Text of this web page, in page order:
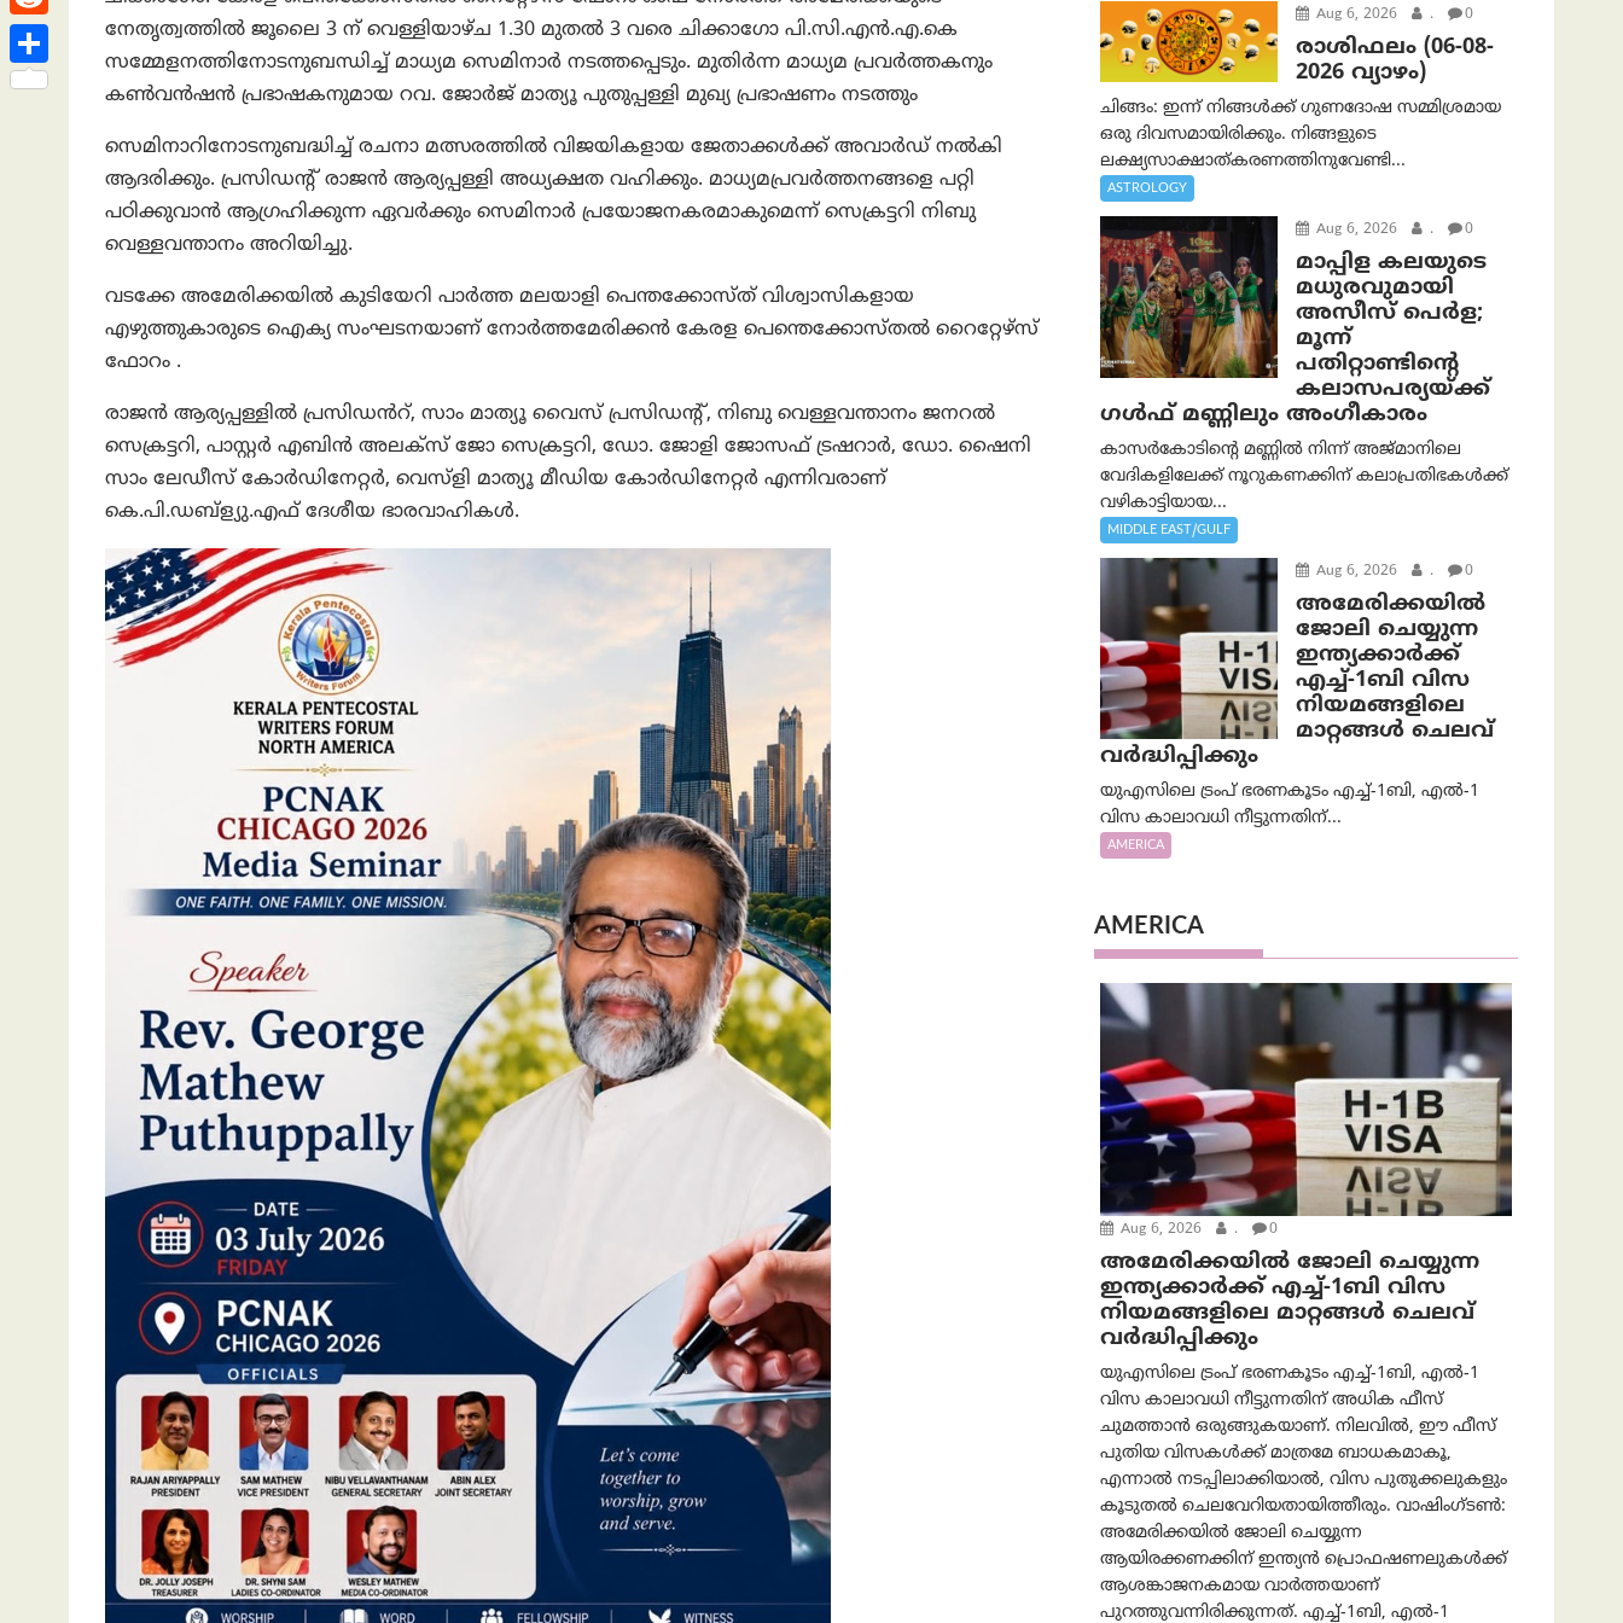
നേതൃത്വത്തിൽ ജൂലൈ 3 ന് വെള്ളിയാഴ്ച 1.30 മുതൽ 3 വരെ ചിക്കാഗോ പി.സി.എൻ.എ.കെ
സമ്മേളനത്തിനോടനുബന്ധിച്ച് മാധ്യമ സെമിനാർ നടത്തപ്പെടും. മുതിർന്ന മാധ്യമ പ്രവർത്തകനും
കൺവൻഷൻ പ്രഭാഷകനുമായ റവ. ജോർജ് മാത്യൂ പുതുപ്പള്ളി മുഖ്യ പ്രഭാഷണം നടത്തും
സെമിനാറിനോടനുബദ്ധിച്ച് രചനാ മത്സരത്തിൽ വിജയികളായ ജേതാക്കൾക്ക് അവാർഡ് നൽകി
ആദരിക്കും. പ്രസിഡന്റ് രാജൻ ആര്യപ്പള്ളി അധ്യക്ഷത വഹിക്കും. മാധ്യമപ്രവർത്തനങ്ങളെ പറ്റി
പഠിക്കുവാൻ ആഗ്രഹിക്കുന്ന ഏവർക്കും സെമിനാർ പ്രയോജനകരമാകുമെന്ന് സെക്രട്ടറി നിബു
വെള്ളവന്താനം അറിയിച്ചു.
വടക്കേ അമേരിക്കയിൽ കുടിയേറി പാർത്ത മലയാളി പെന്തക്കോസ്ത് വിശ്വാസികളായ
എഴുത്തുകാരുടെ ഐക്യ സംഘടനയാണ് നോർത്തമേരിക്കൻ കേരള പെന്തെക്കോസ്തൽ റൈറ്റേഴ്സ്
ഫോറം .
രാജൻ ആര്യപ്പള്ളിൽ പ്രസിഡൻറ്, സാം മാത്യൂ വൈസ് പ്രസിഡന്റ്, നിബു വെള്ളവന്താനം ജനറൽ
സെക്രട്ടറി, പാസ്റ്റർ എബിൻ അലക്സ് ജോ സെക്രട്ടറി, ഡോ. ജോളി ജോസഫ് ട്രഷറാർ, ഡോ. ഷൈനി
സാം ലേഡീസ് കോർഡിനേറ്റർ, വെസ്ളി മാത്യൂ മീഡിയ കോർഡിനേറ്റർ എന്നിവരാണ്
കെ.പി.ഡബ്ള്യു.എഫ് ദേശീയ ഭാരവാഹികൾ.
Aug 6, 2026 . 0
രാശിഫലം (06-08-
2026 വ്യാഴം)
ചിങ്ങം: ഇന്ന് നിങ്ങൾക്ക് ഗുണദോഷ സമ്മിശ്രമായ
ഒരു ദിവസമായിരിക്കും. നിങ്ങളുടെ
ലക്ഷ്യസാക്ഷാത്കരണത്തിനുവേണ്ടി...
ASTROLOGY
Aug 6, 2026 . 0
മാപ്പിള കലയുടെ
മധുരവുമായി
അസീസ് പെർള;
മൂന്ന്
പതിറ്റാണ്ടിന്റെ
കലാസപര്യയ്ക്ക്
ഗൾഫ് മണ്ണിലും അംഗീകാരം
കാസർകോടിന്റെ മണ്ണിൽ നിന്ന് അജ്മാനിലെ
വേദികളിലേക്ക് നൂറുകണക്കിന് കലാപ്രതിഭകൾക്ക്
വഴികാട്ടിയായ...
MIDDLE EAST/GULF
Aug 6, 2026 . 0
അമേരിക്കയില്‍
ജോലി ചെയ്യുന്ന
ഇന്ത്യക്കാർക്ക്
എച്ച്-1ബി വിസ
നിയമങ്ങളിലെ
മാറ്റങ്ങൾ ചെലവ്
വർദ്ധിപ്പിക്കും
യുഎസിലെ ട്രംപ് ഭരണകൂടം എച്ച്-1ബി, എൽ-1
വിസ കാലാവധി നീട്ടുന്നതിന്...
AMERICA
AMERICA
Aug 6, 2026 . 0
അമേരിക്കയില്‍ ജോലി ചെയ്യുന്ന
ഇന്ത്യക്കാർക്ക് എച്ച്-1ബി വിസ
നിയമങ്ങളിലെ മാറ്റങ്ങൾ ചെലവ്
വർദ്ധിപ്പിക്കും
യുഎസിലെ ട്രംപ് ഭരണകൂടം എച്ച്-1ബി, എൽ-1
വിസ കാലാവധി നീട്ടുന്നതിന് അധിക ഫീസ്
ചുമത്താൻ ഒരുങ്ങുകയാണ്. നിലവിൽ, ഈ ഫീസ്
പുതിയ വിസകൾക്ക് മാത്രമേ ബാധകമാകൂ,
എന്നാൽ നടപ്പിലാക്കിയാൽ, വിസ പുതുക്കലുകളും
കൂടുതൽ ചെലവേറിയതായിത്തീരും. വാഷിംഗ്ടണ്‍:
അമേരിക്കയില്‍ ജോലി ചെയ്യുന്ന
ആയിരക്കണക്കിന് ഇന്ത്യൻ പ്രൊഫഷണലുകൾക്ക്
ആശങ്കാജനകമായ വാർത്തയാണ്
പുറത്തുവന്നിരിക്കുന്നത്. എച്ച്-1ബി, എൽ-1
s
e
t
n
k
e
h
a
R
e
S